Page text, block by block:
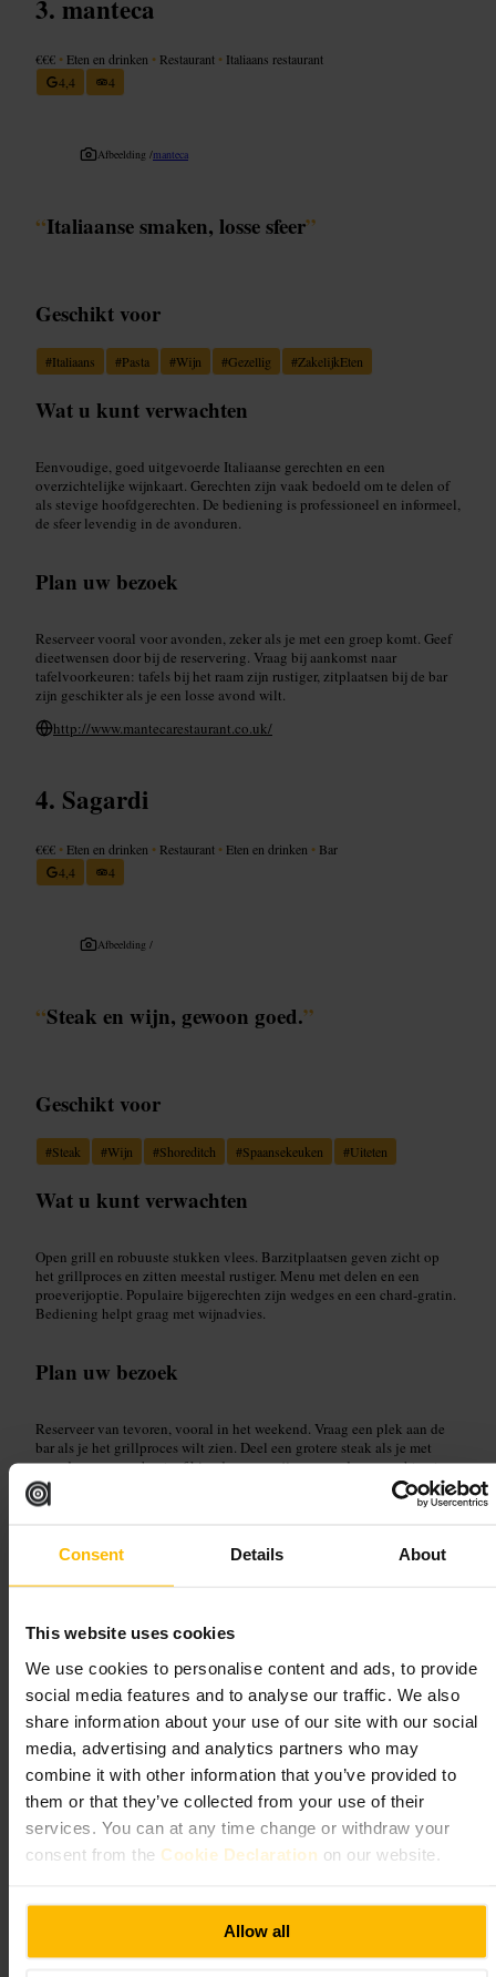
Consent Details About
This website uses cookies
We use cookies to personalise content and ads, to provide
social media features and to analyse our traffic. We also
share information about your use of our site with our social
media, advertising and analytics partners who may
combine it with other information that you’ve provided to
them or that they’ve collected from your use of their
services. You can at any time change or withdraw your
consent from the Cookie Declaration on our website.
Allow all
manteca
€€€ • Eten en drinken • Restaurant • Italiaans restaurant
4,4
4
Afbeelding /manteca
“Italiaanse smaken, losse sfeer”
Geschikt voor
#Italiaans #Pasta #Wijn #Gezellig #ZakelijkEten
Wat u kunt verwachten
Eenvoudige, goed uitgevoerde Italiaanse gerechten en een
overzichtelijke wijnkaart. Gerechten zijn vaak bedoeld om te delen of
als stevige hoofdgerechten. De bediening is professioneel en informeel,
de sfeer levendig in de avonduren.
Plan uw bezoek
Reserveer vooral voor avonden, zeker als je met een groep komt. Geef
dieetwensen door bij de reservering. Vraag bij aankomst naar
tafelvoorkeuren: tafels bij het raam zijn rustiger, zitplaatsen bij de bar
zijn geschikter als je een losse avond wilt.
http://www.mantecarestaurant.co.uk/
Sagardi
€€€ • Eten en drinken • Restaurant • Eten en drinken • Bar
4,4
4
Afbeelding /
“Steak en wijn, gewoon goed.”
Geschikt voor
#Steak #Wijn #Shoreditch #Spaansekeuken #Uiteten
Wat u kunt verwachten
Open grill en robuuste stukken vlees. Barzitplaatsen geven zicht op
het grillproces en zitten meestal rustiger. Menu met delen en een
proeverijoptie. Populaire bijgerechten zijn wedges en een chard-gratin.
Bediening helpt graag met wijnadvies.
Plan uw bezoek
Reserveer van tevoren, vooral in het weekend. Vraag een plek aan de
bar als je het grillproces wilt zien. Deel een grotere steak als je met
meerdere mensen bent, of kies de proeverij om meerdere gerechten te
proeven. Vraag het personeel om een wijnsuggestie bij je gerecht.
Ottolenghi Spitalfields
€€€• Eten en drinken•Restaurant•Mediterraan restaurant
4,5
4,5
Afbeelding /Ottolenghi
“Heldere smaken, gedeelde borden.”
Geschikt voor
#Mediterraans #Londen #Spitalfields #Eteninlonden #Gebak